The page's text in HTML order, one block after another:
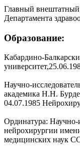
Главный внештатный
Департамента
Образование:
Кабардино-
Научно-
академика Н.Н.
04.07.1985
Ординатура: Научно-
нейрохирургии
медицинских наук